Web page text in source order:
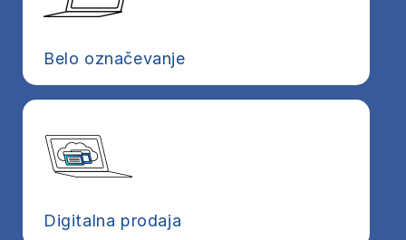
Belo označevanje
Digitalna prodaja